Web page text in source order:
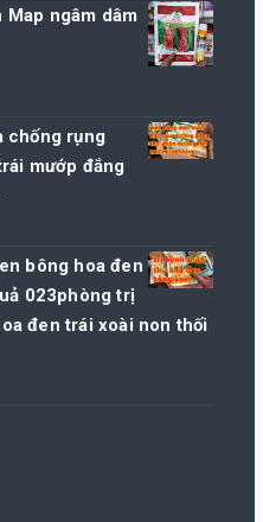
ngâm dâm
chống rụng
mướp đắng
bông hoa đen
023phòng trị
đen trái xoài non thối